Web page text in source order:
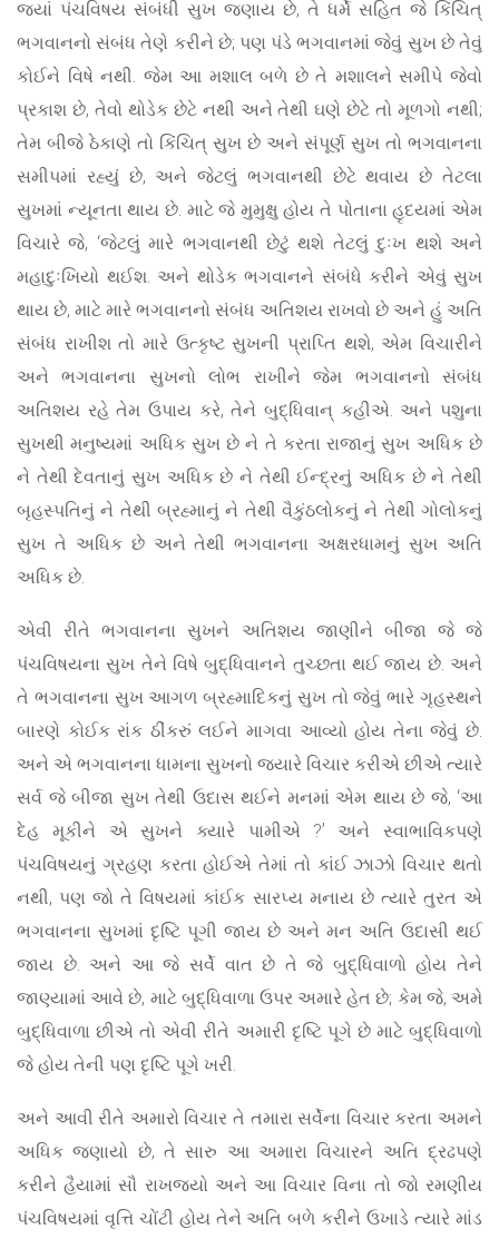
જ્યાં પંચવિષય સંબંધી સુખ જણાય છે, તે ધર્મે સહિત જે કિંચિત્
ભગવાનનો સંબંધ તેણે કરીને છે; પણ પંડે ભગવાનમાં જેવું સુખ છે તેવું
કોઈને વિષે નથી. જેમ આ મશાલ બળે છે તે મશાલને સમીપે જેવો
પ્રકાશ છે, તેવો થોડેક છેટે નથી અને તેથી ઘણે છેટે તો મૂળગો નથી;
તેમ બીજે ઠેકાણે તો કિંચિત્ સુખ છે અને સંપૂર્ણ સુખ તો ભગવાનના
સમીપમાં રહ્યું છે, અને જેટલું ભગવાનથી છેટે થવાય છે તેટલા
સુખમાં ન્યૂનતા થાય છે. માટે જે મુમુક્ષુ હોય તે પોતાના હૃદયમાં એમ
વિચારે જે, ‘જેટલું મારે ભગવાનથી છેટું થશે તેટલું દુઃખ થશે અને
મહાદુઃખિયો થઈશ. અને થોડેક ભગવાનને સંબંધે કરીને એવું સુખ
થાય છે, માટે મારે ભગવાનનો સંબંધ અતિશય રાખવો છે અને હું અતિ
સંબંધ રાખીશ તો મારે ઉત્કૃષ્ટ સુખની પ્રાપ્તિ થશે, એમ વિચારીને
અને ભગવાનના સુખનો લોભ રાખીને જેમ ભગવાનનો સંબંધ
અતિશય રહે તેમ ઉપાય કરે, તેને બુદ્ધિવાન્ કહીએ. અને પશુના
સુખથી મનુષ્યમાં અધિક સુખ છે ને તે કરતા રાજાનું સુખ અધિક છે
ને તેથી દેવતાનું સુખ અધિક છે ને તેથી ઈન્દ્રનું અધિક છે ને તેથી
બૃહસ્પતિનું ને તેથી બ્રહ્માનું ને તેથી વૈકુંઠલોકનું ને તેથી ગોલોકનું
સુખ તે અધિક છે અને તેથી ભગવાનના અક્ષરધામનું સુખ અતિ
અધિક છે.
એવી રીતે ભગવાનના સુખને અતિશય જાણીને બીજા જે જે
પંચવિષયના સુખ તેને વિષે બુદ્ધિવાનને તુચ્છતા થઈ જાય છે. અને
તે ભગવાનના સુખ આગળ બ્રહ્માદિકનું સુખ તો જેવું ભારે ગૃહસ્થને
બારણે કોઈક રાંક ઠીંકરું લઈને માગવા આવ્યો હોય તેના જેવું છે.
અને એ ભગવાનના ધામના સુખનો જ્યારે વિચાર કરીએ છીએ ત્યારે
સર્વ જે બીજા સુખ તેથી ઉદાસ થઈને મનમાં એમ થાય છે જે, ‘આ
દેહ મૂકીને એ સુખને ક્યારે પામીએ ?’ અને સ્વાભાવિકપણે
પંચવિષયનું ગ્રહણ કરતા હોઈએ તેમાં તો કાંઈ ઝાઝો વિચાર થતો
નથી, પણ જો તે વિષયમાં કાંઈક સારપ્ય મનાય છે ત્યારે તુરત એ
ભગવાનના સુખમાં દૃષ્ટિ પૂગી જાય છે અને મન અતિ ઉદાસી થઈ
જાય છે. અને આ જે સર્વે વાત છે તે જે બુદ્ધિવાળો હોય તેને
જાણ્યામાં આવે છે, માટે બુદ્ધિવાળા ઉપર અમારે હેત છે; કેમ જે, અમે
બુદ્ધિવાળા છીએ તો એવી રીતે અમારી દૃષ્ટિ પૂગે છે માટે બુદ્ધિવાળો
જે હોય તેની પણ દૃષ્ટિ પૂગે ખરી.
અને આવી રીતે અમારો વિચાર તે તમારા સર્વેના વિચાર કરતા અમને
અધિક જણાયો છે, તે સારુ આ અમારા વિચારને અતિ દ્રઢપણે
કરીને હૈયામાં સૌ રાખજ્યો અને આ વિચાર વિના તો જો રમણીય
પંચવિષયમાં વૃત્તિ ચોંટી હોય તેને અતિ બળે કરીને ઉખાડે ત્યારે માંડ